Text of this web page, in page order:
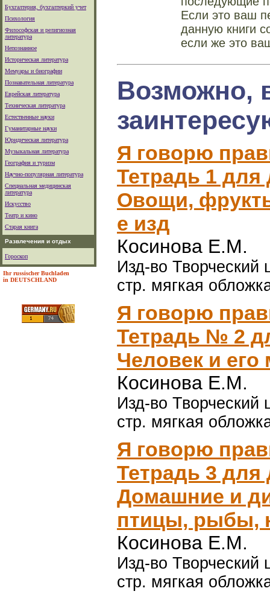
Бухгалтерия, бухгалтеркий учет
Психология
Философская и религиозная
литература
Непознанное
Историческая литература
Мемуары и биографии
Познавательная литература
Еврейская литература
Техническая литература
Естественные науки
Гуманитарные науки
Юридическая литература
Музыкальная литература
География и туризм
Научно-популярная литература
Специальная медицинская
литература
Искусство
Театр и кино
Старая книга
Развлечения и отдых
Гороскоп
Ihr russischer Buchladen
in DEUTSCHLAND
Если это ваш
данную книги
если же это
Возможно,
Я говорю
Тетрадь 1 для
Овощи,
е изд
Косинова Е.М.
Изд-во Творческий
стр. мягкая
Я говорю
Тетрадь № 2
Человек и его
Косинова Е.М.
Изд-во Творческий
стр. мягкая
Я говорю
Тетрадь 3 для
Домашние и
птицы, рыбы,
Косинова Е.М.
Изд-во Творческий
стр. мягкая